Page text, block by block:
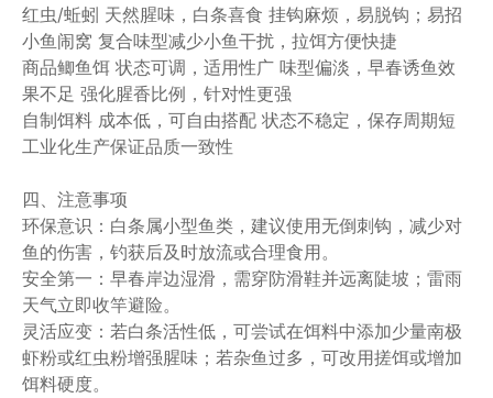
红虫/蚯蚓 天然腥味，白条喜食 挂钩麻烦，易脱钩；易招
小鱼闹窝 复合味型减少小鱼干扰，拉饵方便快捷
商品鲫鱼饵 状态可调，适用性广 味型偏淡，早春诱鱼效
果不足 强化腥香比例，针对性更强
自制饵料 成本低，可自由搭配 状态不稳定，保存周期短
工业化生产保证品质一致性
四、注意事项
环保意识：白条属小型鱼类，建议使用无倒刺钩，减少对
鱼的伤害，钓获后及时放流或合理食用。
安全第一：早春岸边湿滑，需穿防滑鞋并远离陡坡；雷雨
天气立即收竿避险。
灵活应变：若白条活性低，可尝试在饵料中添加少量南极
虾粉或红虫粉增强腥味；若杂鱼过多，可改用搓饵或增加
饵料硬度。